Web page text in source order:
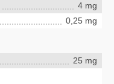
4 mg
0,25 mg
25 mg